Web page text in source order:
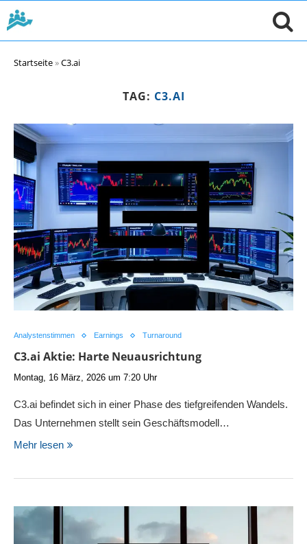
Startseite»C3.ai
TAG: C3.AI
Analystenstimmen Earnings Turnaround
C3.ai Aktie: Harte Neuausrichtung
Montag, 16 März, 2026 um 7:20 Uhr
C3.ai befindet sich in einer Phase des tiefgreifenden Wandels.
Das Unternehmen stellt sein Geschäftsmodell…
Mehr lesen